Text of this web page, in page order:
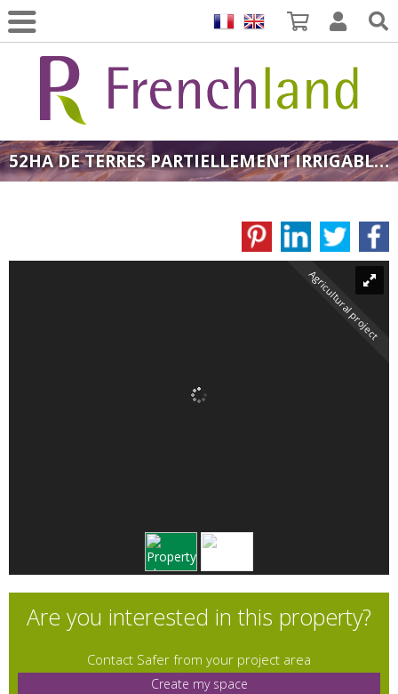
52HA DE TERRES PARTIELLEMENT IRRIGABLES GERS
Agricultural project
Are you interested in this property?
Contact Safer from your project area
Create my space